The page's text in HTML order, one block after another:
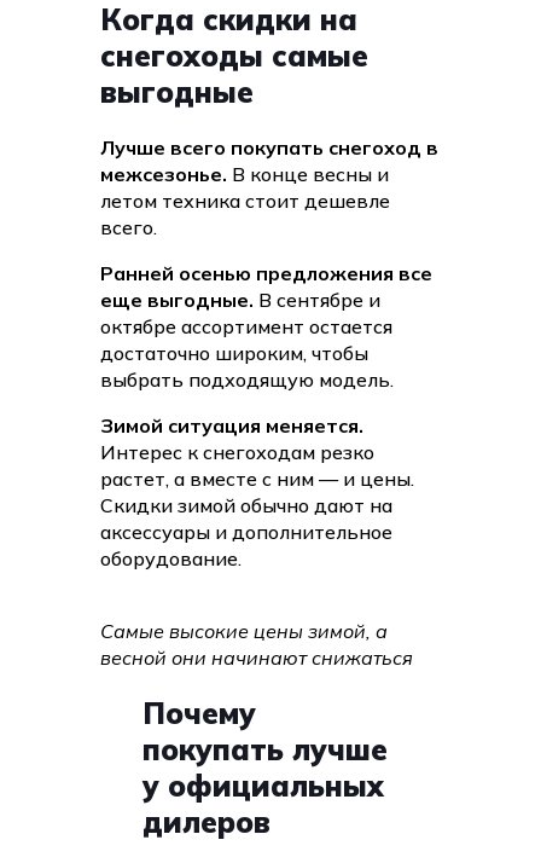
Когда скидки на
снегоходы самые
выгодные
Лучше всего покупать снегоход в
межсезонье. В конце весны и
летом техника стоит дешевле
всего.
Ранней осенью предложения все
еще выгодные. В сентябре и
октябре ассортимент остается
достаточно широким, чтобы
выбрать подходящую модель.
Зимой ситуация меняется.
Интерес к снегоходам резко
растет, а вместе с ним — и цены.
Скидки зимой обычно дают на
аксессуары и дополнительное
оборудование.
Самые высокие цены зимой, а
весной они начинают снижаться
Почему
покупать лучше
у официальных
дилеров